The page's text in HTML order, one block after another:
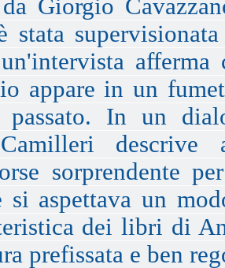
da Giorgio
stata
appare in un
In un
sorprendente
si aspettava un
dei libri di
prefissata e ben